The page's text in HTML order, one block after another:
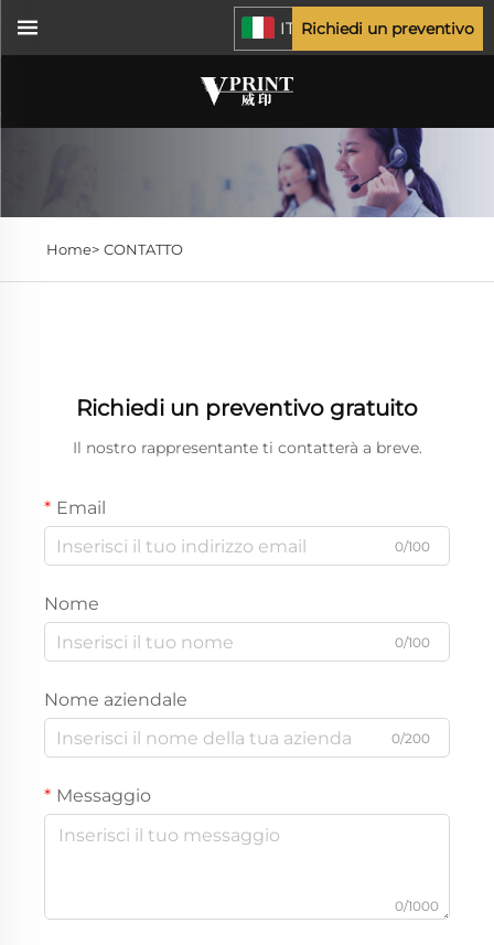
IT Richiedi un preventivo
Home> CONTATTO
Richiedi un preventivo gratuito
Il nostro rappresentante ti contatterà a breve.
Email
0/100
Nome
0/100
Nome aziendale
0/200
Messaggio
0/1000